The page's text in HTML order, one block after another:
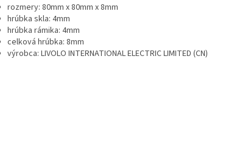
rozmery: 80mm x 80mm x 8mm
hrúbka skla: 4mm
hrúbka rámika: 4mm
celková hrúbka: 8mm
výrobca: LIVOLO INTERNATIONAL ELECTRIC LIMITED (CN)